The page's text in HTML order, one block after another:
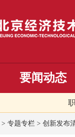
要闻动态
> 专题专栏 > 创新发布